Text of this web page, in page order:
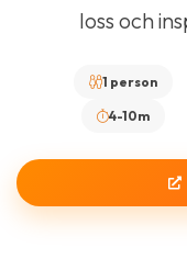
loss och
1 person
4-10m